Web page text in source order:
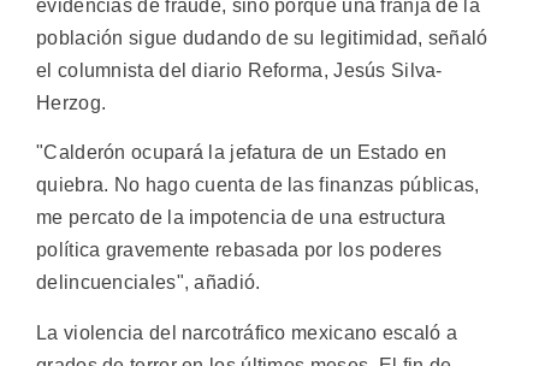
evidencias de fraude, sino porque una franja de la
población sigue dudando de su legitimidad, señaló
el columnista del diario Reforma, Jesús Silva-
Herzog.
"Calderón ocupará la jefatura de un Estado en
quiebra. No hago cuenta de las finanzas públicas,
me percato de la impotencia de una estructura
política gravemente rebasada por los poderes
delincuenciales", añadió.
La violencia del narcotráfico mexicano escaló a